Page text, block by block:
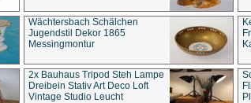
Wächtersbach Schälchen
Jugendstil Dekor 1865
Messingmontur
2x Bauhaus Tripod Steh Lampe
Dreibein Stativ Art Deco Loft
Vintage Studio Leucht